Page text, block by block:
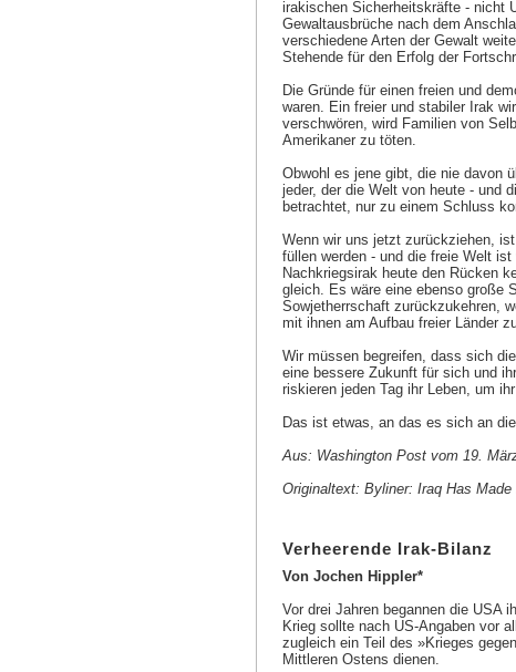
irakischen Sicherheitskräfte - nicht
Gewaltausbrüche nach dem
verschiedene Arten der Gewalt
Stehende für den Erfolg der
Die Gründe für einen freien und
waren. Ein freier und stabiler Irak
verschwören, wird Familien von
Amerikaner zu töten.
Obwohl es jene gibt, die nie davon
jeder, der die Welt von heute - und
betrachtet, nur zu einem Schluss
Wenn wir uns jetzt zurückziehen,
füllen werden - und die freie Welt
Nachkriegsirak heute den Rücken
gleich. Es wäre eine ebenso große
Sowjetherrschaft zurückzukehren,
mit ihnen am Aufbau freier Länder
Wir müssen begreifen, dass sich
eine bessere Zukunft für sich und
riskieren jeden Tag ihr Leben, um
Das ist etwas, an das es sich an
Aus: Washington Post vom 19.
Originaltext: Byliner: Iraq Has
Verheerende Irak-Bilanz
Von Jochen Hippler*
Vor drei Jahren begannen die USA
Krieg sollte nach US-Angaben vor
zugleich ein Teil des »Krieges
Mittleren Ostens dienen.